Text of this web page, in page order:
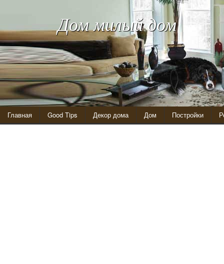
Дом милый дом
Главная Good Tips Декор дома Дом Постройки